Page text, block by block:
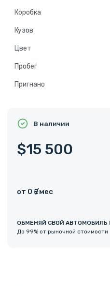
Коробка
Кузов
Цвет
Пробег
Пригнано
В наличии
$15 500
от 0 ₴ /мес
ОБМЕНЯЙ СВОЙ АВТОМОБИЛЬ
До 99% от рыночной стоимости